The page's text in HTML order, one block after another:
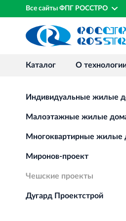
Все сайты ФПГ РОССТРО
Каталог О
Индивидуальные жилые
Малоэтажные жилые
Многоквартирные жилые
Миронов-проект
Чешские проекты
Дугард Проектстрой